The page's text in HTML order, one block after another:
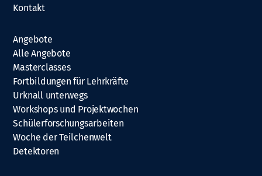
Kontakt
Angebote
Alle Angebote
Masterclasses
Fortbildungen für Lehrkräfte
Urknall unterwegs
Workshops und Projektwochen
Schülerforschungsarbeiten
Woche der Teilchenwelt
Detektoren